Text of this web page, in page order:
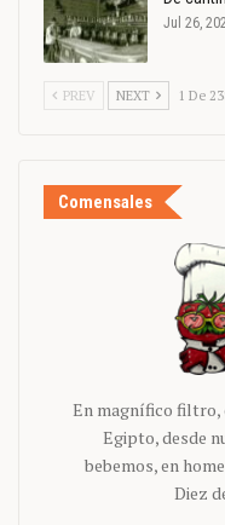
Jul 26,
PREV NEXT 1 De
Comensales
En magnífico filtro,
Egipto, desde
bebemos, en
Diez